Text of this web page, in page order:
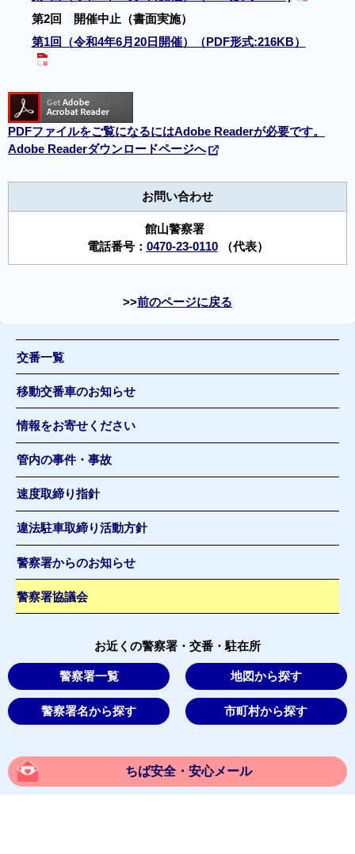
第2回 開催中止（書面実施）
第1回（令和4年6月20日開催）（PDF形式:216KB）
PDFファイルをご覧になるにはAdobe Readerが必要です。
Adobe Readerダウンロードページへ
お問い合わせ
館山警察署
電話番号： 0470-23-0110（代表）
前のページに戻る
交番一覧
移動交番車のお知らせ
情報をお寄せください
管内の事件・事故
速度取締り指針
違法駐車取締り活動方針
警察署からのお知らせ
警察署協議会
お近くの警察署・交番・駐在所
警察署一覧 地図から探す
警察署名から探す 市町村から探す
ちば安全・安心メール